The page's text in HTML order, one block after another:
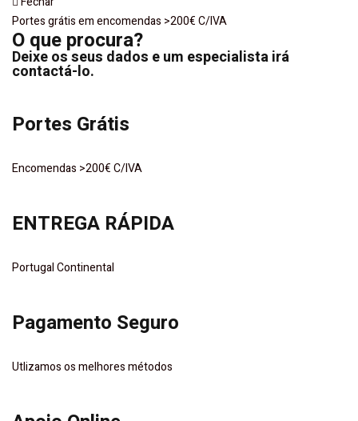
Portes grátis em encomendas >200€ C/IVA
O que procura?
Deixe os seus dados e um especialista irá
contactá-lo.
Portes Grátis
Encomendas >200€ C/IVA
ENTREGA RÁPIDA
Portugal Continental
Pagamento Seguro
Utlizamos os melhores métodos